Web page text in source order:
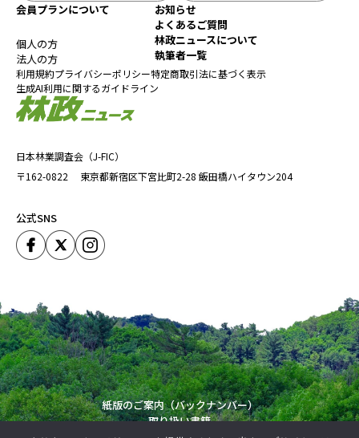
日本林業調査会（J-FIC）
〒162-0822
東京都新宿区下宮比町2-28 飯田橋ハイタウン204
公式SNS
会員プランについて
個人の方
法人の方
お知らせ
よくあるご質問
林政ニュースについて
執筆者一覧
利用規約プライバシーポリシー特定商取引法に基づく表示
生成AI利用に関するガイドライン
紙版のご案内（バックナンバー）
取り扱い書籍